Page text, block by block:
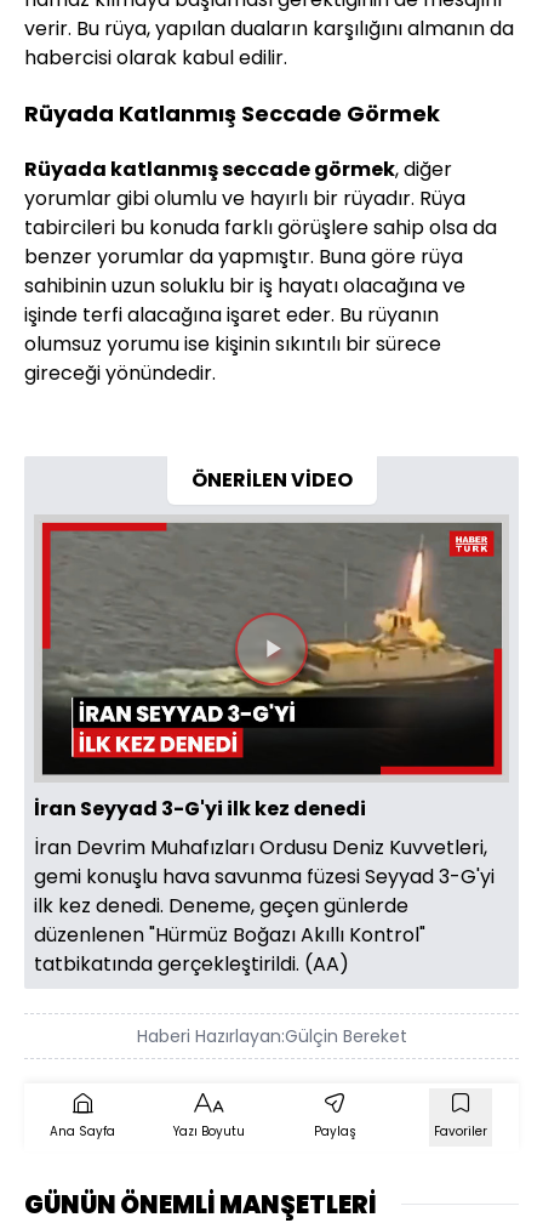
verir. Bu rüya, yapılan duaların karşılığını almanın da
habercisi olarak kabul edilir.
Rüyada Katlanmış Seccade Görmek
Rüyada katlanmış seccade görmek, diğer
yorumlar gibi olumlu ve hayırlı bir rüyadır. Rüya
tabircileri bu konuda farklı görüşlere sahip olsa da
benzer yorumlar da yapmıştır. Buna göre rüya
sahibinin uzun soluklu bir iş hayatı olacağına ve
işinde terfi alacağına işaret eder. Bu rüyanın
olumsuz yorumu ise kişinin sıkıntılı bir sürece
gireceği yönündedir.
ÖNERİLEN VİDEO
Videoyu
Oynat
İran Seyyad 3-G'yi ilk kez denedi
İran Devrim Muhafızları Ordusu Deniz Kuvvetleri,
gemi konuşlu hava savunma füzesi Seyyad 3-G'yi
ilk kez denedi. Deneme, geçen günlerde
düzenlenen "Hürmüz Boğazı Akıllı Kontrol"
tatbikatında gerçekleştirildi. (AA)
Haberi Hazırlayan:Gülçin Bereket
Ana Sayfa Yazı Boyutu Paylaş Favoriler
GÜNÜN ÖNEMLİ MANŞETLERİ